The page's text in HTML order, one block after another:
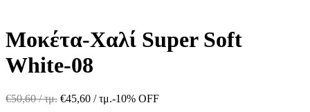
Μοκέτα-Χαλί Super Soft
White-08
€50,60/ τμ. €45,60 / τμ.-10% OFF